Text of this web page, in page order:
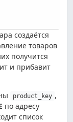
создаётся
товаров
получится
и прибавит
product_key ,
по адресу
список